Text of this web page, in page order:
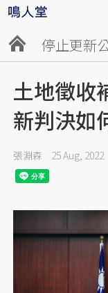
停止更新
土地徵收
新判決如
張淵森 25 Aug, 2022